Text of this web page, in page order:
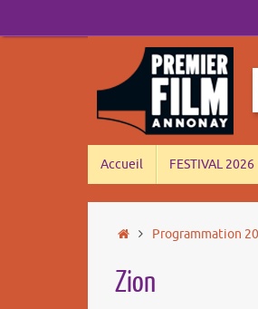
au
Accueil FESTIVAL 2026
Accueil
Programmation
Zion